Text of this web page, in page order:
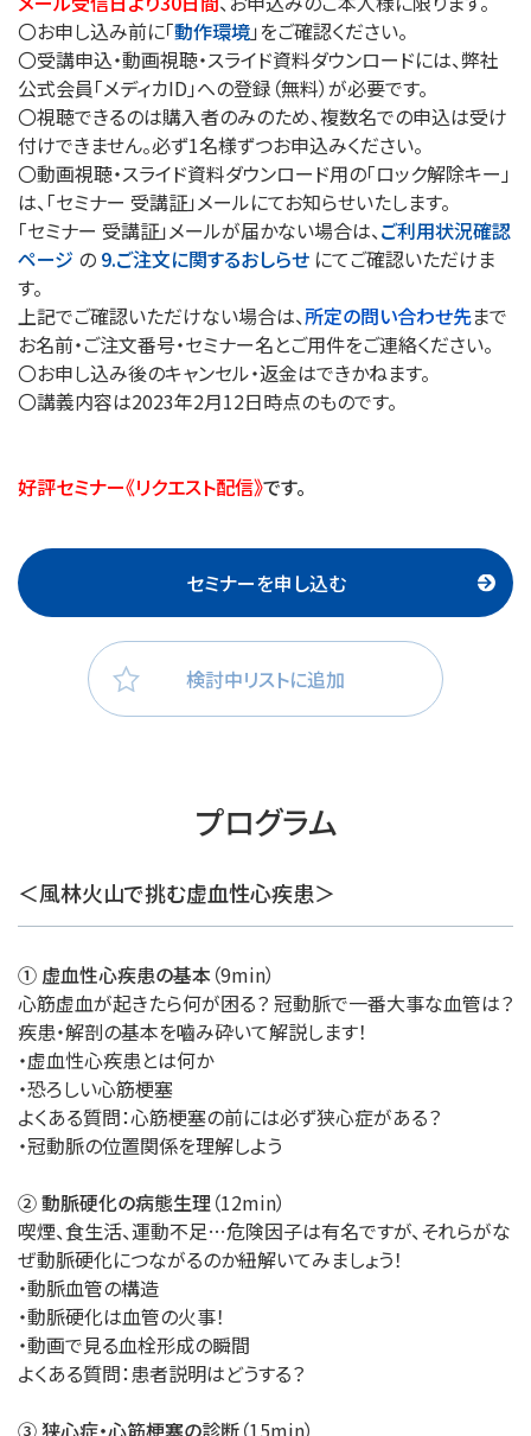
〇お申し込み前に「動作環境」をご確認ください。
〇受講申込・動画視聴・スライド資料ダウンロードには、弊社
公式会員「メディカID」への登録（無料）が必要です。
〇視聴できるのは購入者のみのため、複数名での申込は受け
付けできません。必ず1名様ずつお申込みください。
〇動画視聴・スライド資料ダウンロード用の「ロック解除キー」
は、「セミナー 受講証」メールにてお知らせいたします。
「セミナー 受講証」メールが届かない場合は、ご利用状況確認
ページ の 9.ご注文に関するおしらせ にてご確認いただけま
す。
上記でご確認いただけない場合は、所定の問い合わせ先まで
お名前・ご注文番号・セミナー名とご用件をご連絡ください。
〇お申し込み後のキャンセル・返金はできかねます。
〇講義内容は2023年2月12日時点のものです。
好評セミナー《リクエスト配信》です。
セミナーを申し込む
検討中リストに追加
プログラム
＜風林火山で挑む虚血性心疾患＞
① 虚血性心疾患の基本（9min）
心筋虚血が起きたら何が困る？ 冠動脈で一番大事な血管は？
疾患・解剖の基本を嚙み砕いて解説します！
・虚血性心疾患とは何か
・恐ろしい心筋梗塞
よくある質問：心筋梗塞の前には必ず狭心症がある？
・冠動脈の位置関係を理解しよう
② 動脈硬化の病態生理（12min）
喫煙、食生活、運動不足…危険因子は有名ですが、それらがな
ぜ動脈硬化につながるのか紐解いてみましょう！
・動脈血管の構造
・動脈硬化は血管の火事！
・動画で見る血栓形成の瞬間
よくある質問：患者説明はどうする？